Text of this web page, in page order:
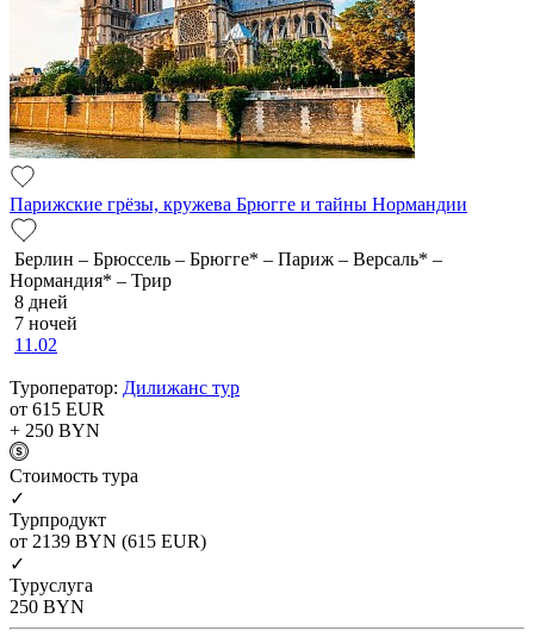
Парижские грёзы, кружева Брюгге и тайны Нормандии
Берлин – Брюссель – Брюгге* – Париж – Версаль* –
Нормандия* – Трир
8 дней
7 ночей
11.02
Туроператор: Дилижанс тур
от 615 EUR
+ 250 BYN
Cтоимость тура
✓
Турпродукт
от 2139 BYN (615 EUR)
✓
Туруслуга
250 BYN